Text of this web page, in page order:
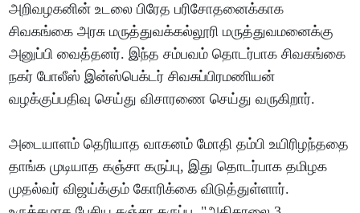
அறிவழகனின் உடலை பிரேத பரிசோதனைக்காக
சிவகங்கை அரசு மருத்துவக்கல்லூரி மருத்துவமனைக்கு
அனுப்பி வைத்தனர். இந்த சம்பவம் தொடர்பாக சிவகங்கை
நகர் போலீஸ் இன்ஸ்பெக்டர் சிவசுப்பிரமணியன்
வழக்குப்பதிவு செய்து விசாரணை செய்து வருகிறார்.
அடையாளம் தெரியாத வாகனம் மோதி தம்பி உயிரிழந்ததை
தாங்க முடியாத கஞ்சா கருப்பு, இது தொடர்பாக தமிழக
முதல்வர் விஜய்க்கும் கோரிக்கை விடுத்துள்ளார்.